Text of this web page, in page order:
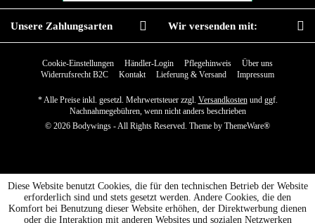
Unsere Zahlungsarten Wir versenden mit:
Cookie-Einstellungen Händler-Login Pflegehinweis
Über uns
Widerrufsrecht B2C
Kontakt Lieferung & Versand Impressum
* Alle Preise inkl. gesetzl. Mehrwertsteuer zzgl. Versandkostenund ggf.
Nachnahmegebühren, wenn nicht anders beschrieben
© 2026 Bodywings - All Rights Reserved. Theme by ThemeWare®
Diese Website benutzt Cookies, die für den technischen Betrieb der Website
erforderlich sind und stets gesetzt werden. Andere Cookies, die den
Komfort bei Benutzung dieser Website erhöhen, der Direktwerbung dienen
oder die Interaktion mit anderen Websites und sozialen Netzwerken